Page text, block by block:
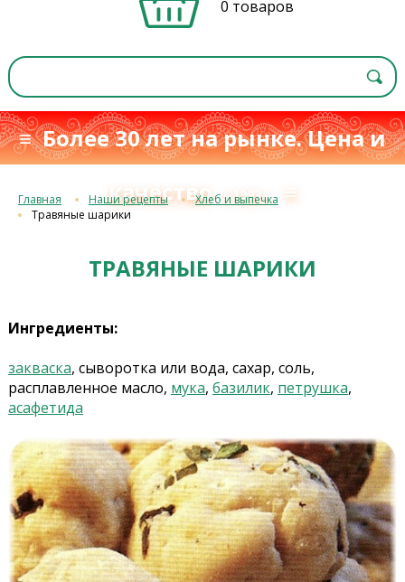
0 товаров
≡ Более 30 лет на рынке. Цена и
качество с 1993 г.≡
Главная Наши рецепты
Хлеб и выпечка
Травяные шарики
ТРАВЯНЫЕ ШАРИКИ
Ингредиенты:
закваска, сыворотка или вода, сахар, соль,
расплавленное масло, мука, базилик, петрушка,
асафетида